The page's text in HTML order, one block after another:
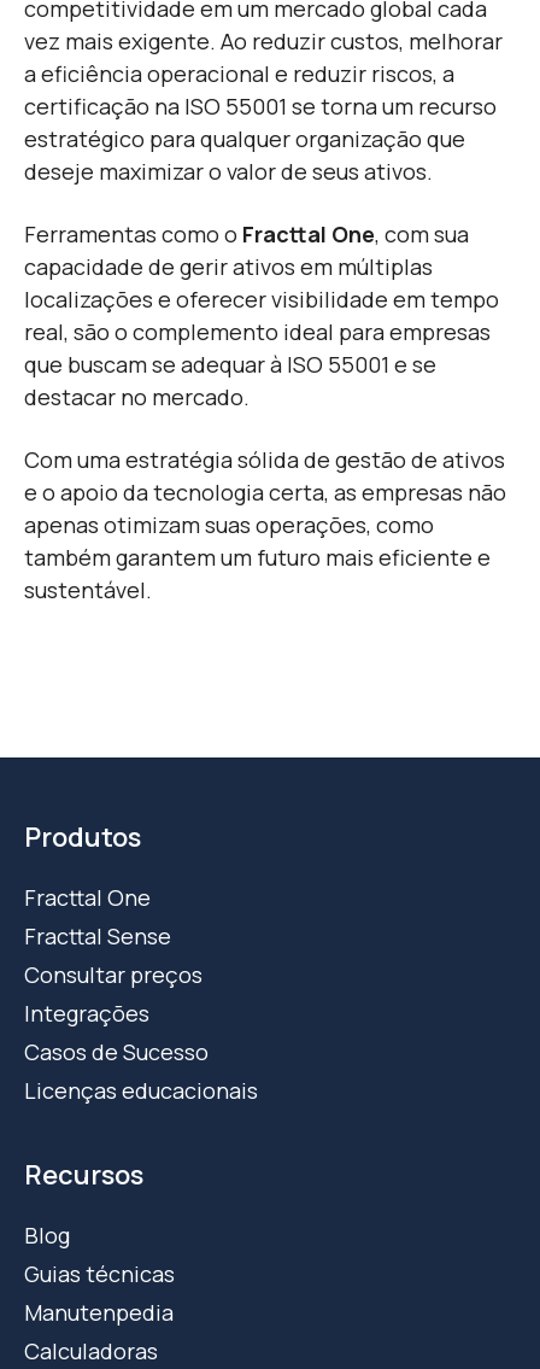
competitividade em um mercado global cada
vez mais exigente. Ao reduzir custos, melhorar
a eficiência operacional e reduzir riscos, a
certificação na ISO 55001 se torna um recurso
estratégico para qualquer organização que
deseje maximizar o valor de seus ativos.
Ferramentas como o Fracttal One, com sua
capacidade de gerir ativos em múltiplas
localizações e oferecer visibilidade em tempo
real, são o complemento ideal para empresas
que buscam se adequar à ISO 55001 e se
destacar no mercado.
Com uma estratégia sólida de gestão de ativos
e o apoio da tecnologia certa, as empresas não
apenas otimizam suas operações, como
também garantem um futuro mais eficiente e
sustentável.
Produtos
Fracttal One
Fracttal Sense
Consultar preços
Integrações
Casos de Sucesso
Licenças educacionais
Recursos
Blog
Guias técnicas
Manutenpedia
Calculadoras